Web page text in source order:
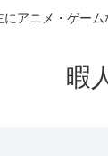
にアニメ・ゲーム
暇